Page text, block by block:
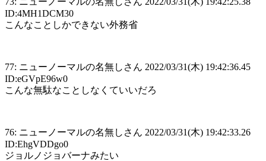
ID:4MH1DCM30
こんなことしかできない外務省
77: ニューノーマルの名無しさん 2022/03/31(木) 19:42:36.45
ID:eGVpE96w0
こんな無駄なことしなくていいだろ
76: ニューノーマルの名無しさん 2022/03/31(木) 19:42:33.26
ID:EhgVDDgo0
ジョルノジョバーナみたい